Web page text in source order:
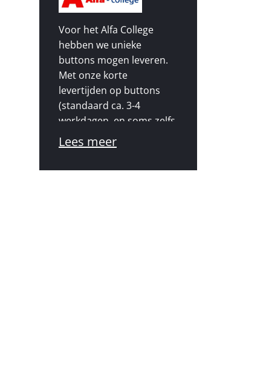
Voor het Alfa College
hebben we unieke
buttons mogen leveren.
Met onze korte
levertijden op buttons
(standaard ca. 3-4
werkdagen, en soms zelfs
sneller), en hoge kwaliteit
drukwerk, maken wij vele
Lees meer